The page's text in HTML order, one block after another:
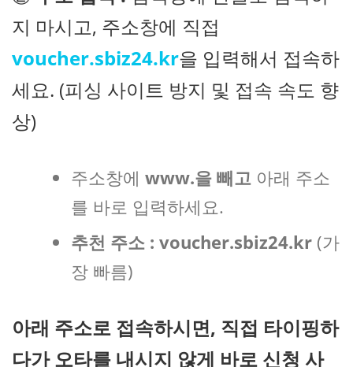
지 마시고, 주소창에 직접
voucher.sbiz24.kr을 입력해서 접속하
세요. (피싱 사이트 방지 및 접속 속도 향
상)
주소창에 www.을 빼고 아래 주소
를 바로 입력하세요.
추천 주소 : voucher.sbiz24.kr (가
장 빠름)
아래 주소로 접속하시면, 직접 타이핑하
다가 오타를 내시지 않게 바로 신청 사